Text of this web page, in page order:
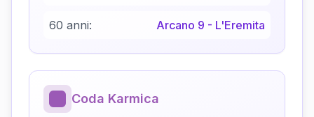
60 anni: Arcano 9 - L'Eremita
Coda Karmica